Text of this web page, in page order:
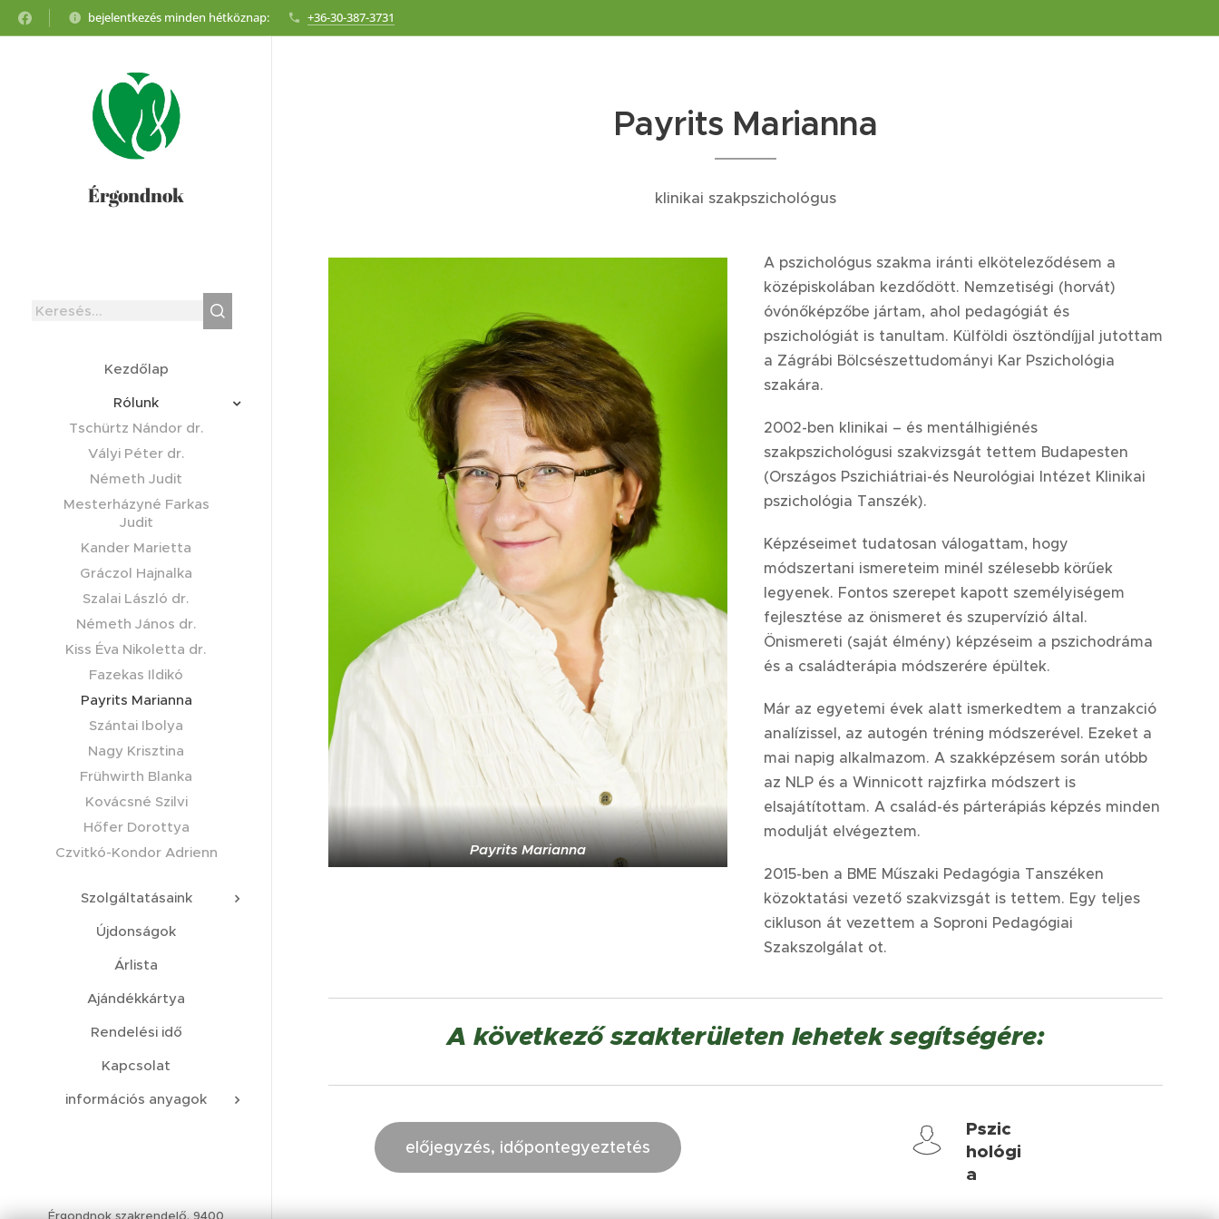
bejelentkezés minden hétköznap: +36-30-387-3731
Érgondnok
Kezdőlap
Rólunk
Tschürtz Nándor dr.
Vályi Péter dr.
Németh Judit
Mesterházyné Farkas
Judit
Kander Marietta
Gráczol Hajnalka
Szalai László dr.
Németh János dr.
Kiss Éva Nikoletta dr.
Fazekas Ildikó
Payrits Marianna
Szántai Ibolya
Nagy Krisztina
Frühwirth Blanka
Kovácsné Szilvi
Hőfer Dorottya
Czvitkó-Kondor Adrienn
Szolgáltatásaink
Újdonságok
Árlista
Ajándékkártya
Rendelési idő
Kapcsolat
információs anyagok
Payrits Marianna
klinikai szakpszichológus
Payrits Marianna
A pszichológus szakma iránti elköteleződésem a
középiskolában kezdődött. Nemzetiségi (horvát)
óvónőképzőbe jártam, ahol pedagógiát és
pszichológiát is tanultam. Külföldi ösztöndíjjal jutottam
a Zágrábi Bölcsészettudományi Kar Pszichológia
szakára.
2002-ben klinikai – és mentálhigiénés
szakpszichológusi szakvizsgát tettem Budapesten
(Országos Pszichiátriai-és Neurológiai Intézet Klinikai
pszichológia Tanszék).
Képzéseimet tudatosan válogattam, hogy
módszertani ismereteim minél szélesebb körűek
legyenek. Fontos szerepet kapott személyiségem
fejlesztése az önismeret és szupervízió által.
Önismereti (saját élmény) képzéseim a pszichodráma
és a családterápia módszerére épültek.
Már az egyetemi évek alatt ismerkedtem a tranzakció
analízissel, az autogén tréning módszerével. Ezeket a
mai napig alkalmazom. A szakképzésem során utóbb
az NLP és a Winnicott rajzfirka módszert is
elsajátítottam. A család-és párterápiás képzés minden
modulját elvégeztem.
2015-ben a BME Műszaki Pedagógia Tanszéken
közoktatási vezető szakvizsgát is tettem. Egy teljes
cikluson át vezettem a Soproni Pedagógiai
Szakszolgálat ot.
A következő szakterületen lehetek segítségére:
előjegyzés, időpontegyeztetés
Pszic
hológi
a
Érgondnok szakrendelő, 9400